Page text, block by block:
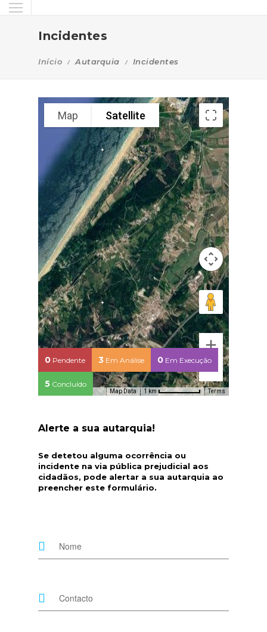
Incidentes
Início Autarquia Incidentes
Map Satellite
Map Data 1 km Terms
0 Pendente 3 Em Análise 0 Em Execução
5 Concluído
Alerte a sua autarquia!
Se detetou alguma ocorrência ou
incidente na via pública prejudicial aos
cidadãos, pode alertar a sua autarquia ao
preencher este formulário.